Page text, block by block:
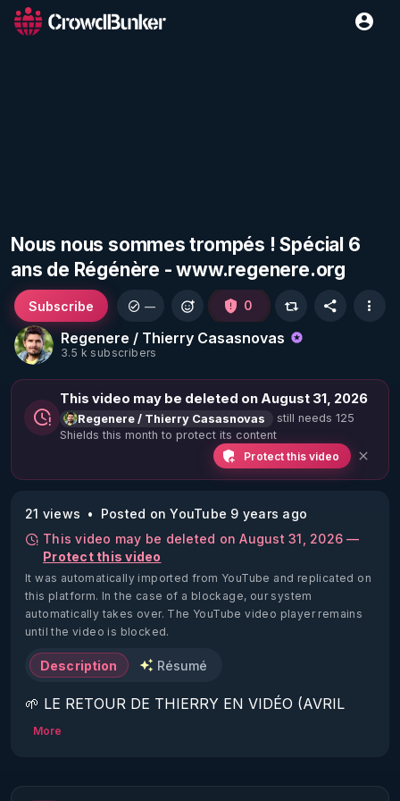
Nous nous sommes trompés ! Spécial 6
ans de Régénère - www.regenere.org
Regenere / Thierry Casasnovas
3.5 k subscribers
Subscribe — 0
This video may be deleted on August 31, 2026
Regenere / Thierry Casasnovas
still needs 125
Shields this month to protect its content
Protect this video
21 views
Posted on YouTube 9 years ago
This video may be deleted on August 31, 2026 —
Protect this video
It was automatically imported from YouTube and replicated on
this platform. In the case of a blockage, our system
automatically takes over. The YouTube video player remains
until the video is blocked.
Description Résumé
🌱 LE RETOUR DE THIERRY EN VIDÉO (AVRIL
2022)!
https://www.rgnr.fr/presentation.html
More